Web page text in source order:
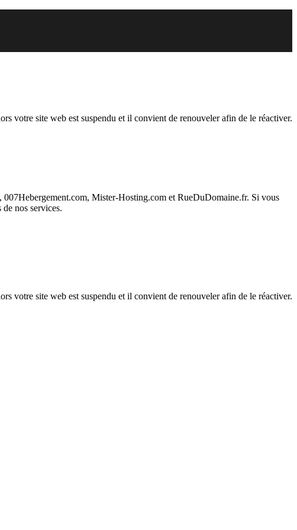
votre site web est suspendu et il convient de renouveler afin de le réactiver.
007Hebergement.com, Mister-Hosting.com et RueDuDomaine.fr. Si vous
nos services.
votre site web est suspendu et il convient de renouveler afin de le réactiver.